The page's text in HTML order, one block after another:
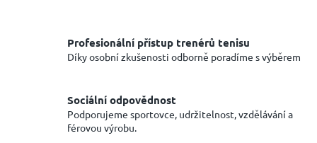
Profesionální přístup trenérů tenisu
Díky osobní zkušenosti odborně poradíme s výběrem
Sociální odpovědnost
Podporujeme sportovce, udržitelnost, vzdělávání a
férovou výrobu.